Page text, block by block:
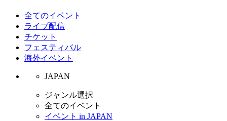
全てのイベント
ライブ配信
チケット
フェスティバル
海外イベント
JAPAN
ジャンル選択
全てのイベント
イベント in JAPAN